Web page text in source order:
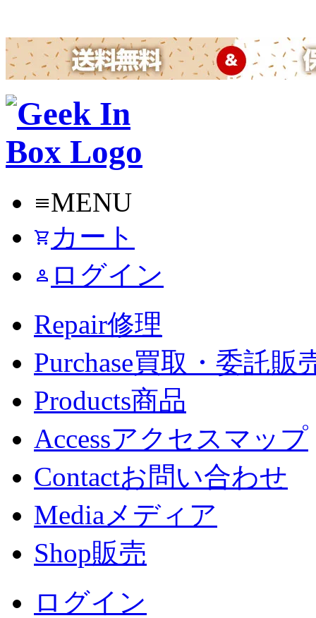
menuMENU
shopping_cart カート
person ログイン
Repair修理
Purchase買取・委託販
Products商品
Accessアクセスマップ
Contactお問い合わせ
Mediaメディア
Shop販売
ログイン